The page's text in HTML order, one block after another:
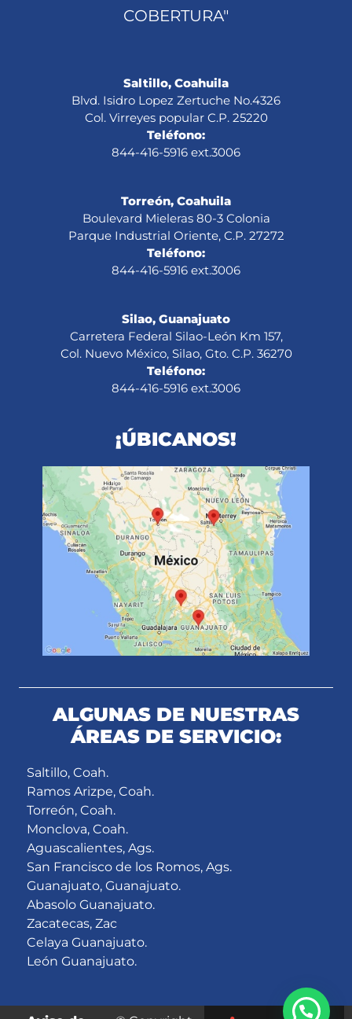
COBERTURA"
Saltillo, Coahuila
Blvd. Isidro Lopez Zertuche No.4326
Col. Virreyes popular C.P. 25220
Teléfono:
844-416-5916 ext.3006
Torreón, Coahuila
Boulevard Mieleras 80-3 Colonia
Parque Industrial Oriente, C.P. 27272
Teléfono:
844-416-5916 ext.3006
Silao, Guanajuato
Carretera Federal Silao-León Km 157,
Col. Nuevo México, Silao, Gto. C.P. 36270
Teléfono:
844-416-5916 ext.3006
¡ÚBICANOS!
ALGUNAS DE NUESTRAS
ÁREAS DE SERVICIO:
Saltillo, Coah.
Ramos Arizpe, Coah.
Torreón, Coah.
Monclova, Coah.
Aguascalientes, Ags.
San Francisco de los Romos, Ags.
Guanajuato, Guanajuato.
Abasolo Guanajuato.
Zacatecas, Zac
Celaya Guanajuato.
León Guanajuato.